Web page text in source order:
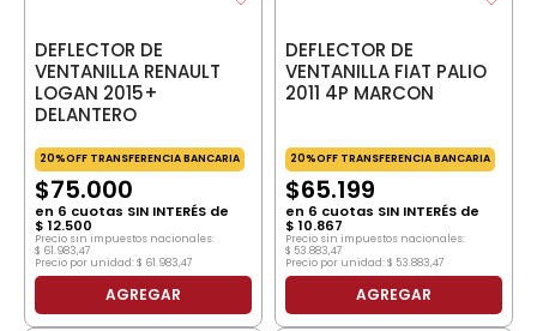
DEFLECTOR DE
VENTANILLA RENAULT
LOGAN 2015+
DELANTERO
20%OFF TRANSFERENCIA BANCARIA
$75.000
en 6 cuotas SIN INTERÉS de
$ 12.500
Precio sin impuestos nacionales:
$ 61.983,47
Precio por unidad: $ 61.983,47
AGREGAR
DEFLECTOR DE
VENTANILLA FIAT PALIO
2011 4P MARCON
20%OFF TRANSFERENCIA BANCARIA
$65.199
en 6 cuotas SIN INTERÉS de
$ 10.867
Precio sin impuestos nacionales:
$ 53.883,47
Precio por unidad:$ 53.883,47
AGREGAR